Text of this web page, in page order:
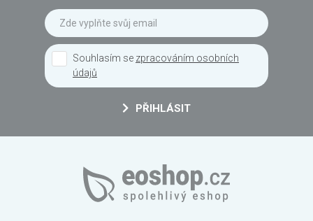
Souhlasím se zpracováním osobních
údajů
PŘIHLÁSIT